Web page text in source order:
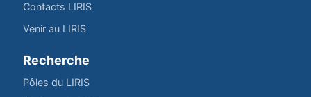
Contacts LIRIS
Venir au LIRIS
Recherche
Pôles du LIRIS